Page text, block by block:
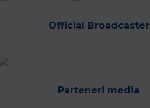
Official Broadcaster
Parteneri media